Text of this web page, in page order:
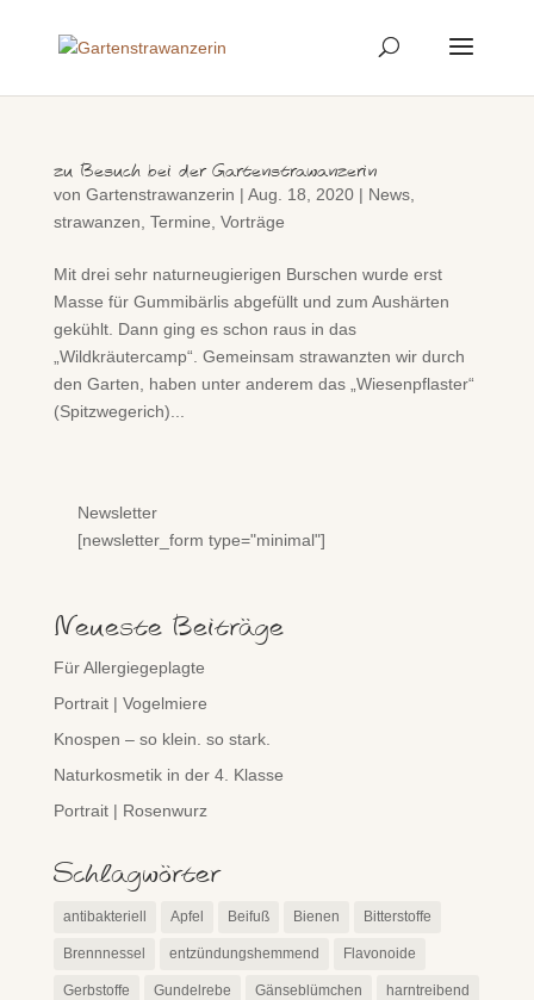
zu Besuch bei der Gartenstrawanzerin
von Gartenstrawanzerin | Aug. 18, 2020| News,
strawanzen Termine Vorträge
Mit drei sehr naturneugierigen Burschen wurde erst
Masse für Gummibärlis abgefüllt und zum Aushärten
gekühlt. Dann ging es schon raus in das
„Wildkräutercamp“. Gemeinsam strawanzten wir durch
den Garten, haben unter anderem das „Wiesenpflaster“
(Spitzwegerich)...
Newsletter
[newsletter_form type="minimal"]
Neueste Beiträge
Für Allergiegeplagte
Portrait | Vogelmiere
Knospen – so klein. so stark.
Naturkosmetik in der 4. Klasse
Portrait | Rosenwurz
Schlagwörter
antibakteriell Apfel Beifuß Bienen Bitterstoffe
Brennnessel entzündungshemmend Flavonoide
Gerbstoffe Gundelrebe Gänseblümchen harntreibend